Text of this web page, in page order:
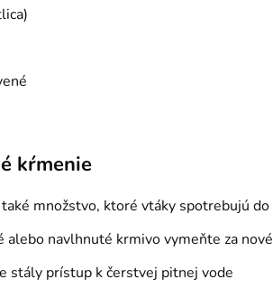
kŕmenie
množstvo, ktoré vtáky spotrebujú
alebo navlhnuté krmivo vymeňte za nové
stály prístup k čerstvej pitnej vode